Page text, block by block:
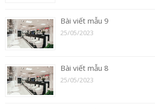
Bài viết mẫu 9
25/05/2023
Bài viết mẫu 8
25/05/2023